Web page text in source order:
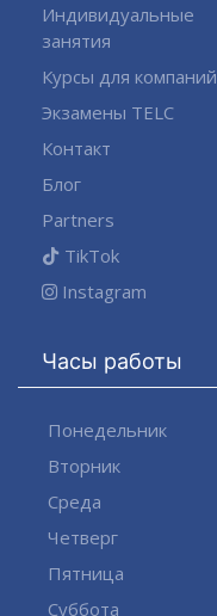
Индивидуальные
занятия
Курсы для компаний
Экзамены TELC
Контакт
Блог
Partners
TikTok
Instagram
Часы работы
Понедельник
Вторник
Среда
Четверг
Пятница
Суббота